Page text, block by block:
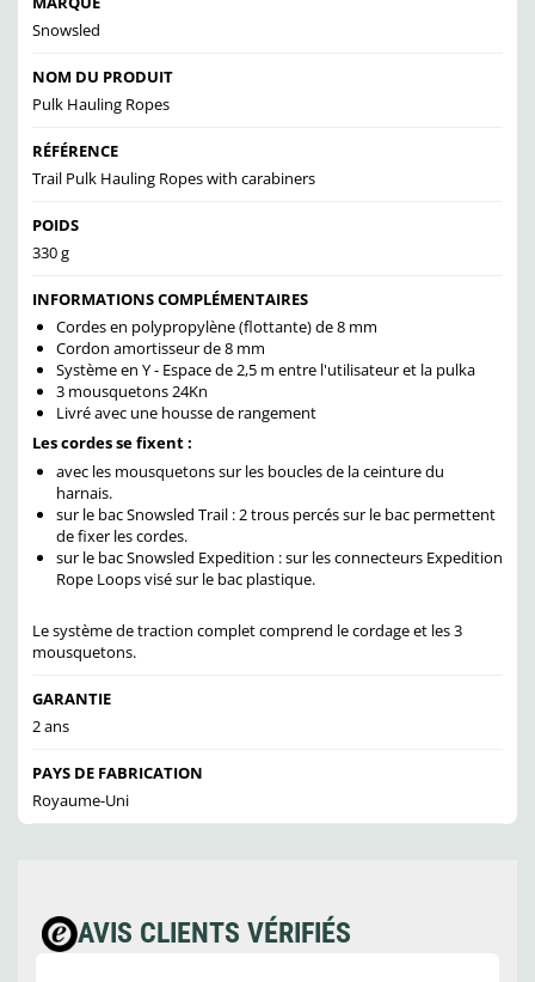
Snowsled
NOM DU PRODUIT
Pulk Hauling Ropes
RÉFÉRENCE
Trail Pulk Hauling Ropes with carabiners
POIDS
330 g
INFORMATIONS COMPLÉMENTAIRES
Cordes en polypropylène (flottante) de 8 mm
Cordon amortisseur de 8 mm
Système en Y - Espace de 2,5 m entre l'utilisateur et la pulka
3 mousquetons 24Kn
Livré avec une housse de rangement
Les cordes se fixent :
avec les mousquetons sur les boucles de la ceinture du
harnais.
sur le bac Snowsled Trail : 2 trous percés sur le bac permettent
de fixer les cordes.
sur le bac Snowsled Expedition : sur les connecteurs Expedition
Rope Loops visé sur le bac plastique.
Le système de traction complet comprend le cordage et les 3
mousquetons.
GARANTIE
2 ans
PAYS DE FABRICATION
Royaume-Uni
AVIS CLIENTS VÉRIFIÉS